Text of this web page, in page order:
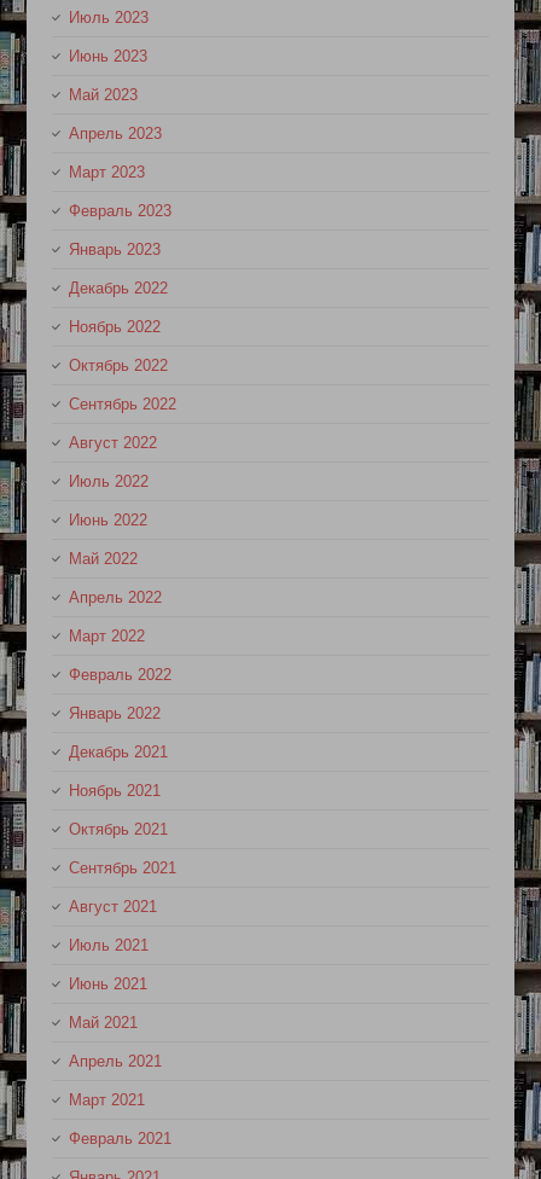
Июль 2023
Июнь 2023
Май 2023
Апрель 2023
Март 2023
Февраль 2023
Январь 2023
Декабрь 2022
Ноябрь 2022
Октябрь 2022
Сентябрь 2022
Август 2022
Июль 2022
Июнь 2022
Май 2022
Апрель 2022
Март 2022
Февраль 2022
Январь 2022
Декабрь 2021
Ноябрь 2021
Октябрь 2021
Сентябрь 2021
Август 2021
Июль 2021
Июнь 2021
Май 2021
Апрель 2021
Март 2021
Февраль 2021